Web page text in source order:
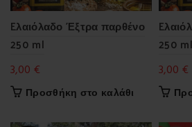
Eλαιόλαδο Έξτρα παρθένο
250 ml
3,00 €
Προσθήκη στο καλάθι
250 ml
3,00 €